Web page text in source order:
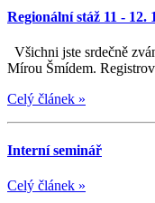
Regionální stáž 11 - 12.
Všichni jste srdečně
Mírou Šmídem.
Celý článek »
Interní seminář
Celý článek »